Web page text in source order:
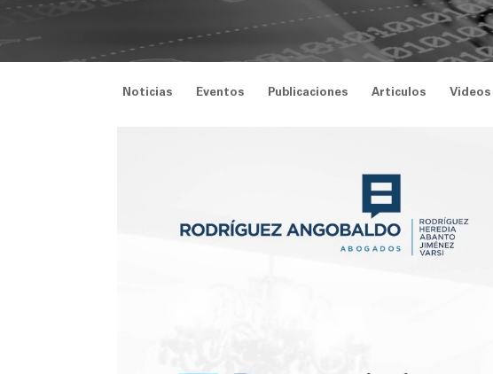
Noticias Eventos Publicaciones Articulos Videos